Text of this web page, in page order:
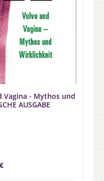
Vagina - Mythos und
AUSGABE
Preis: